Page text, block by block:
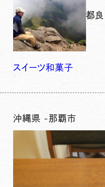
都良
スイーツ和菓子
沖縄県 -那覇市